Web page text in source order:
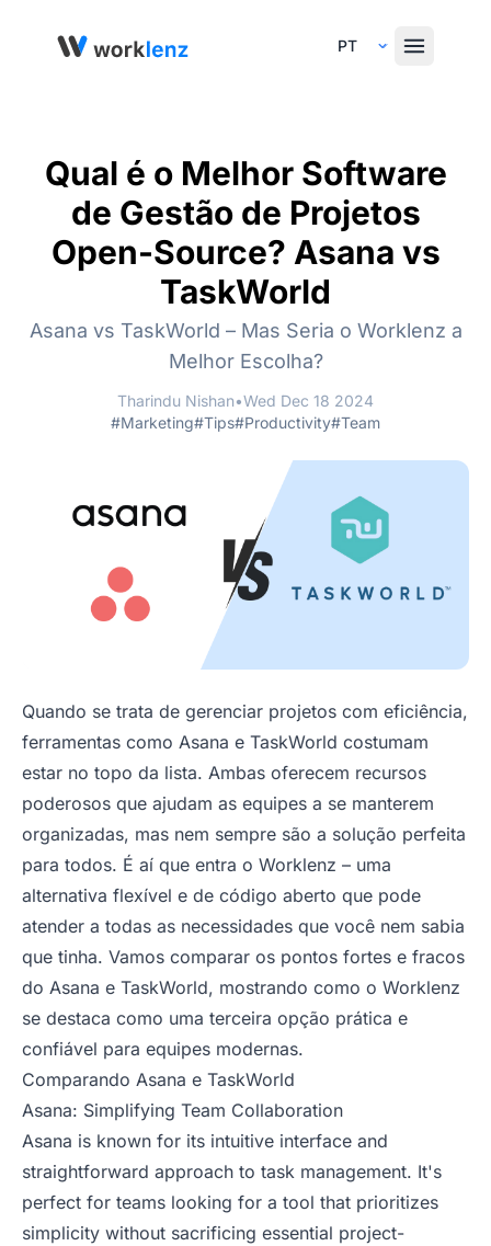
Select Language
Qual é o Melhor Software
de Gestão de Projetos
Open-Source? Asana vs
TaskWorld
Asana vs TaskWorld – Mas Seria o Worklenz a
Melhor Escolha?
Tharindu Nishan•Wed Dec 18 2024
#Marketing#Tips#Productivity#Team
Quando se trata de gerenciar projetos com eficiência,
ferramentas como Asana e TaskWorld costumam
estar no topo da lista. Ambas oferecem recursos
poderosos que ajudam as equipes a se manterem
organizadas, mas nem sempre são a solução perfeita
para todos. É aí que entra o Worklenz – uma
alternativa flexível e de código aberto que pode
atender a todas as necessidades que você nem sabia
que tinha. Vamos comparar os pontos fortes e fracos
do Asana e TaskWorld, mostrando como o Worklenz
se destaca como uma terceira opção prática e
confiável para equipes modernas.
Comparando Asana e TaskWorld
Asana: Simplifying Team Collaboration
Asana is known for its intuitive interface and
straightforward approach to task management. It's
perfect for teams looking for a tool that prioritizes
simplicity without sacrificing essential project-